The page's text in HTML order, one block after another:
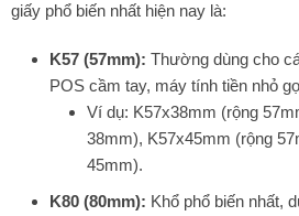
giấy phổ biến nhất hiện nay là:
K57 (57mm): Thường dùng cho
POS cầm tay, máy tính tiền nhỏ
Ví dụ: K57x38mm (rộng
38mm), K57x45mm (rộng
45mm).
K80 (80mm): Khổ phổ biến nhất,